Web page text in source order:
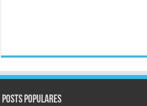
Posts populares